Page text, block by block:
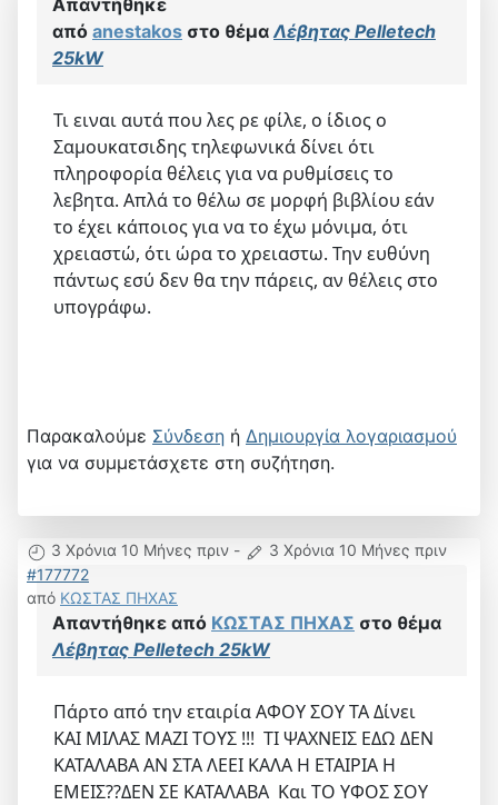
Απαντήθηκε
από anestakos στο θέμαΛέβητας Pelletech
25kW
Τι ειναι αυτά που λες ρε φίλε, ο ίδιος ο
Σαμουκατσιδης τηλεφωνικά δίνει ότι
πληροφορία θέλεις για να ρυθμίσεις το
λεβητα. Απλά το θέλω σε μορφή βιβλίου εάν
το έχει κάποιος για να το έχω μόνιμα, ότι
χρειαστώ, ότι ώρα το χρειαστω. Την ευθύνη
πάντως εσύ δεν θα την πάρεις, αν θέλεις στο
υπογράφω.
Παρακαλούμε Σύνδεση ή Δημιουργία λογαριασμού
για να συμμετάσχετε στη συζήτηση.
3 Χρόνια 10 Μήνες πριν -
3 Χρόνια 10 Μήνες πριν
#177772
από ΚΩΣΤΑΣ ΠΗΧΑΣ
Απαντήθηκε από ΚΩΣΤΑΣ ΠΗΧΑΣ στο θέμα
Λέβητας Pelletech 25kW
Πάρτο από την εταιρία ΑΦΟΥ ΣΟΥ ΤΑ Δίνει
ΚΑΙ ΜΙΛΑΣ ΜΑΖΙ ΤΟΥΣ !!! ΤΙ ΨΑΧΝΕΙΣ ΕΔΩ ΔΕΝ
ΚΑΤΑΛΑΒΑ ΑΝ ΣΤΑ ΛΕΕΙ ΚΑΛΑ Η ΕΤΑΙΡΙΑ Η
ΕΜΕΙΣ??ΔΕΝ ΣΕ ΚΑΤΑΛΑΒΑ Και ΤΟ ΥΦΟΣ ΣΟΥ